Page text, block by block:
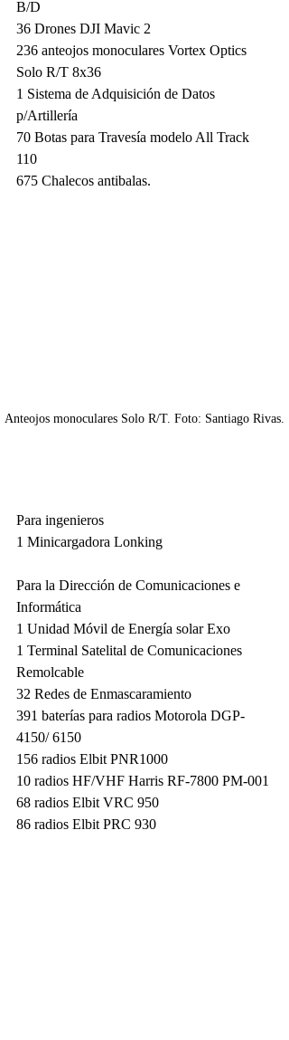
B/D
36 Drones DJI Mavic 2
236 anteojos monoculares Vortex Optics
Solo R/T 8x36
1 Sistema de Adquisición de Datos
p/Artillería
70 Botas para Travesía modelo All Track
110
675 Chalecos antibalas.
Anteojos monoculares Solo R/T. Foto: Santiago Rivas.
Para ingenieros
1 Minicargadora Lonking
Para la Dirección de Comunicaciones e
Informática
1 Unidad Móvil de Energía solar Exo
1 Terminal Satelital de Comunicaciones
Remolcable
32 Redes de Enmascaramiento
391 baterías para radios Motorola DGP-
4150/ 6150
156 radios Elbit PNR1000
10 radios HF/VHF Harris RF-7800 PM-001
68 radios Elbit VRC 950
86 radios Elbit PRC 930